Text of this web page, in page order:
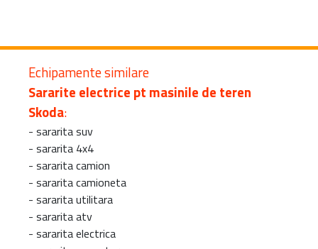
Echipamente similare
Sararite electrice pt masinile de teren
Skoda:
- sararita suv
- sararita 4x4
- sararita camion
- sararita camioneta
- sararita utilitara
- sararita atv
- sararita electrica